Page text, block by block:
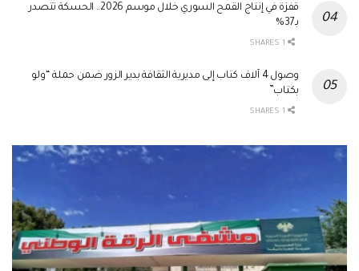
قفزة في إنتاج القمح السوري خلال موسم 2026.. الحسكة تتصدر
بـ37%
وصول 4 آلاف كتاب إلى مديرية الثقافة بدير الزور ضمن حملة “ولو
بكتاب”